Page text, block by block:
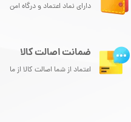
دارای نماد اعتماد و درگاه امن
ضمانت اصالت کالا
اعتماد از شما اصالت کالا از ما